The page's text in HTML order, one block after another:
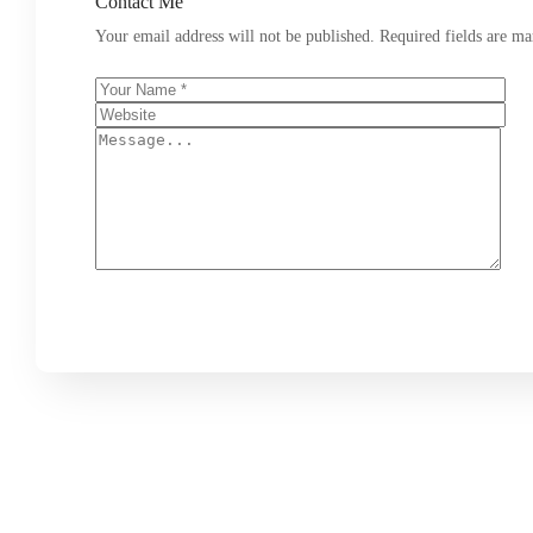
Your email address will not be published. Required fields are